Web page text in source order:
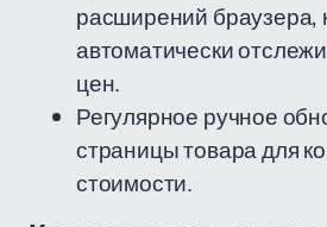
расширений браузера,
автоматически
цен.
Регулярное ручное
страницы товара для
стоимости.